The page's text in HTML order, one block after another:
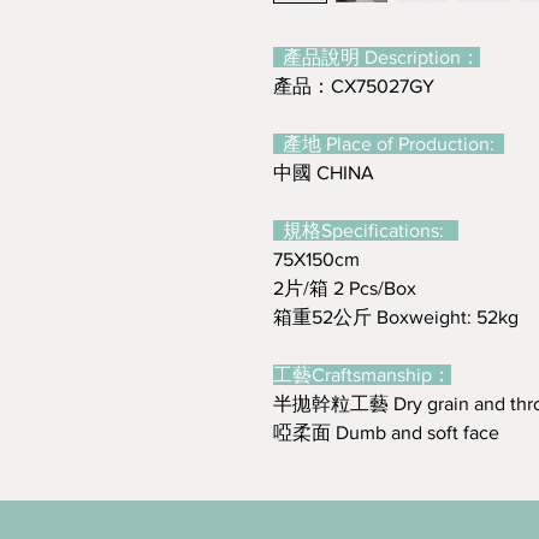
產品說明 Description：
產品：CX75027GY
產地 Place of Production:
中國 CHINA
規格Specifications:
75X150cm
2片/箱 2 Pcs/Box
箱重52公斤 Boxweight: 52kg
工藝Craftsmanship：
半拋幹粒工藝 Dry grain and
啞柔面 Dumb and soft face